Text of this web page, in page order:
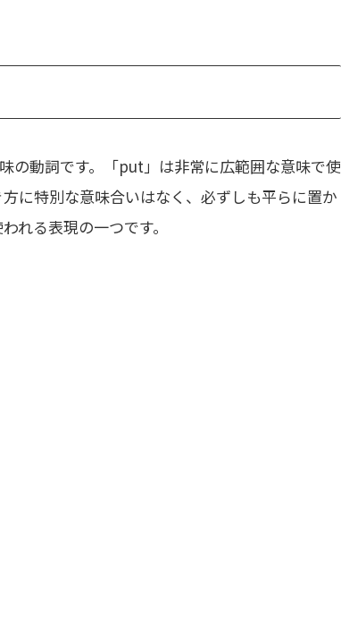
の動詞です。「put」は非常に広範囲な意味で使
に特別な意味合いはなく、必ずしも平らに置か
れる表現の一つです。